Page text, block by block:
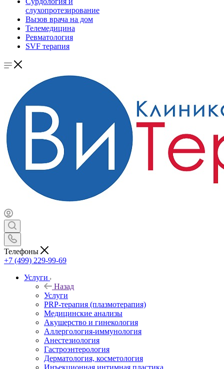
слухопротезирование
Вызов врача на дом
Телемедицина
Ревматология
SVF терапия
Телефоны
+7 (499) 229-99-69
Услуги
Назад
Услуги
PRP-терапия (плазмотерапия)
Медицинские анализы
Акушерство и гинекология
Аллергология-иммунология
Анестезиология
Гастроэнтерология
Дерматология, косметология
Инъекционная интимная пластика